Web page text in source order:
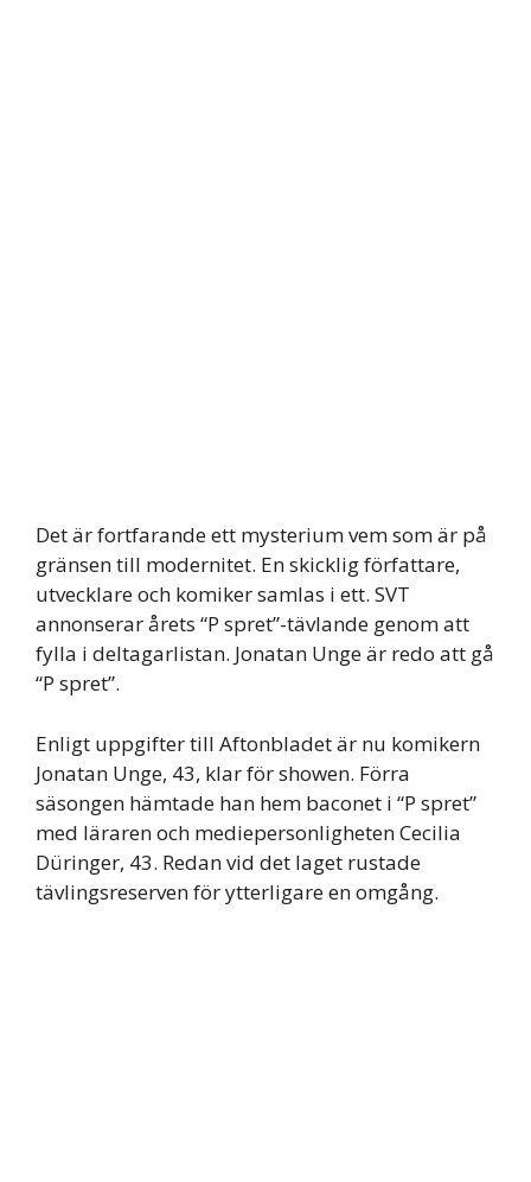
Det är fortfarande ett mysterium vem som är på
gränsen till modernitet. En skicklig författare,
utvecklare och komiker samlas i ett. SVT
annonserar årets “P spret”-tävlande genom att
fylla i deltagarlistan. Jonatan Unge är redo att gå
“P spret”.
Enligt uppgifter till Aftonbladet är nu komikern
Jonatan Unge, 43, klar för showen. Förra
säsongen hämtade han hem baconet i “P spret”
med läraren och mediepersonligheten Cecilia
Düringer, 43. Redan vid det laget rustade
tävlingsreserven för ytterligare en omgång.